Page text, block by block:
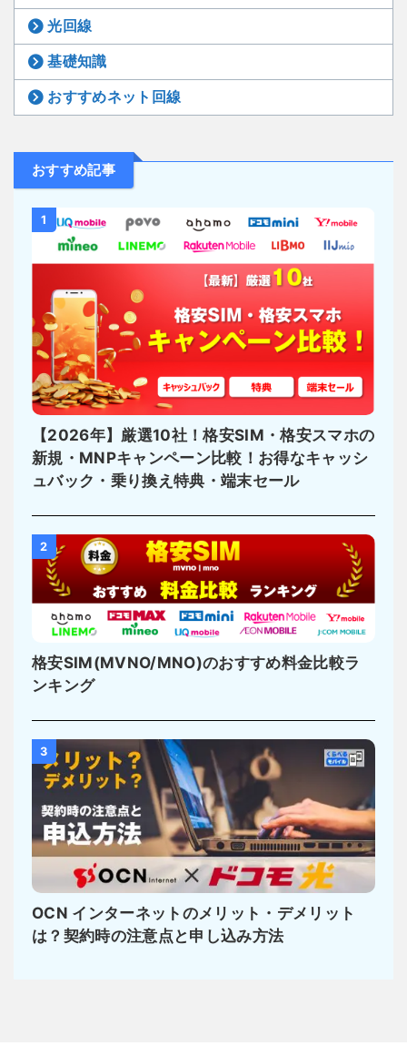
光回線
基礎知識
おすすめネット回線
おすすめ記事
1
【2026年】厳選10社！格安SIM・格安スマホの
新規・MNPキャンペーン比較！お得なキャッシ
ュバック・乗り換え特典・端末セール
2
格安SIM(MVNO/MNO)のおすすめ料金比較ラ
ンキング
3
OCN インターネットのメリット・デメリット
は？契約時の注意点と申し込み方法